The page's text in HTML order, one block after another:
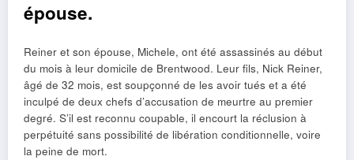
épouse.
Reiner et son épouse, Michele, ont été assassinés au début
du mois à leur domicile de Brentwood. Leur fils, Nick Reiner,
âgé de 32 mois, est soupçonné de les avoir tués et a été
inculpé de deux chefs d’accusation de meurtre au premier
degré. S’il est reconnu coupable, il encourt la réclusion à
perpétuité sans possibilité de libération conditionnelle, voire
la peine de mort.